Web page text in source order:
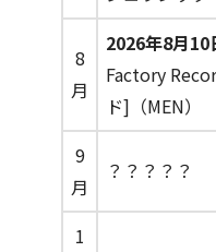
8
月
2026年8月
Factory
ド]（MEN）
9
月
？？？？？
1